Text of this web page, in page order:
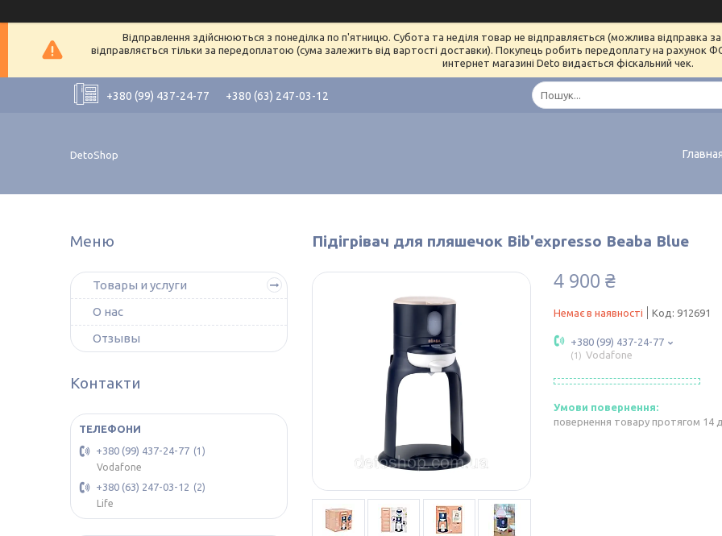
Відправлення здійснюються з понеділка по п'ятницю. Субота та неділя товар не відправляється (можлива відправка
відправляється тільки за передоплатою (сума залежить від вартості доставки). Покупець робить передоплату на рахунок
интернет магазині Deto видається фіскальний чек.
+380 (99) 437-24-77 +380 (63) 247-03-12
DetoShop
Підігрівач для пляшечок Bib'expresso Beaba Blue
4 900 ₴
Немає в наявності Код: 912691
+380 (99) 437-24-77
1 Vodafone
повернення товару протягом 14
Товары и услуги
О нас
Отзывы
Контакти
+380 (99) 437-24-77
1
Vodafone
+380 (63) 247-03-12
2
Life